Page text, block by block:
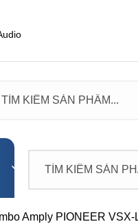
Amply PIONEER